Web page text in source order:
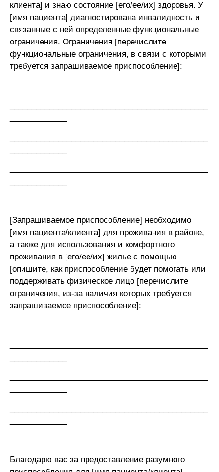
клиента] и знаю состояние [его/ее/их] здоровья. У
[имя пациента] диагностирована инвалидность и
связанные с ней определенные функциональные
ограничения. Ограничения [перечислите
функциональные ограничения, в связи с которыми
требуется запрашиваемое приспособление]:
[Запрашиваемое приспособление] необходимо
[имя пациента/клиента] для проживания в районе,
а также для использования и комфортного
проживания в [его/ее/их] жилье с помощью
[опишите, как приспособление будет помогать или
поддерживать физическое лицо [перечислите
ограничения, из-за наличия которых требуется
запрашиваемое приспособление]:
Благодарю вас за предоставление разумного